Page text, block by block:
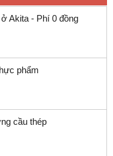
Akita - Phí 0 đồng
phẩm
cầu thép